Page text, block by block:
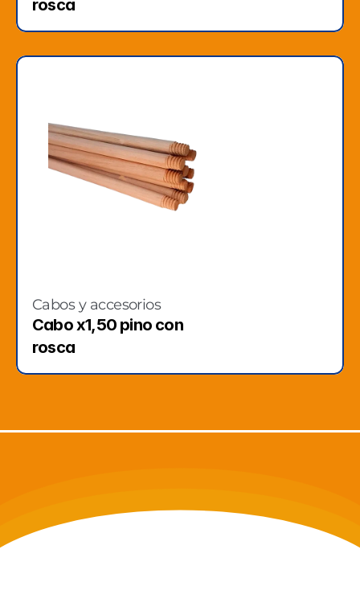
rosca
Cabos y accesorios
Cabo x1,50 pino con
rosca